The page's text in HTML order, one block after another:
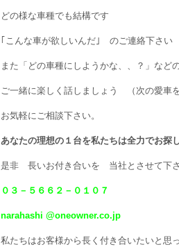
どの様な車種でも結構です
｢こんな車が欲しいんだ｣ のご連絡下さい
また「どの車種にしようかな、、？」など
ご一緒に楽しく話しましょう （次の愛車
お気軽にご相談下さい。
あなたの理想の１台を私たちは全力でお探
是非 長いお付き合いを 当社とさせて下
０３－５６６２－０１０７
narahashi @oneowner.co.jp
私たちはお客様から長く付き合いたいと思